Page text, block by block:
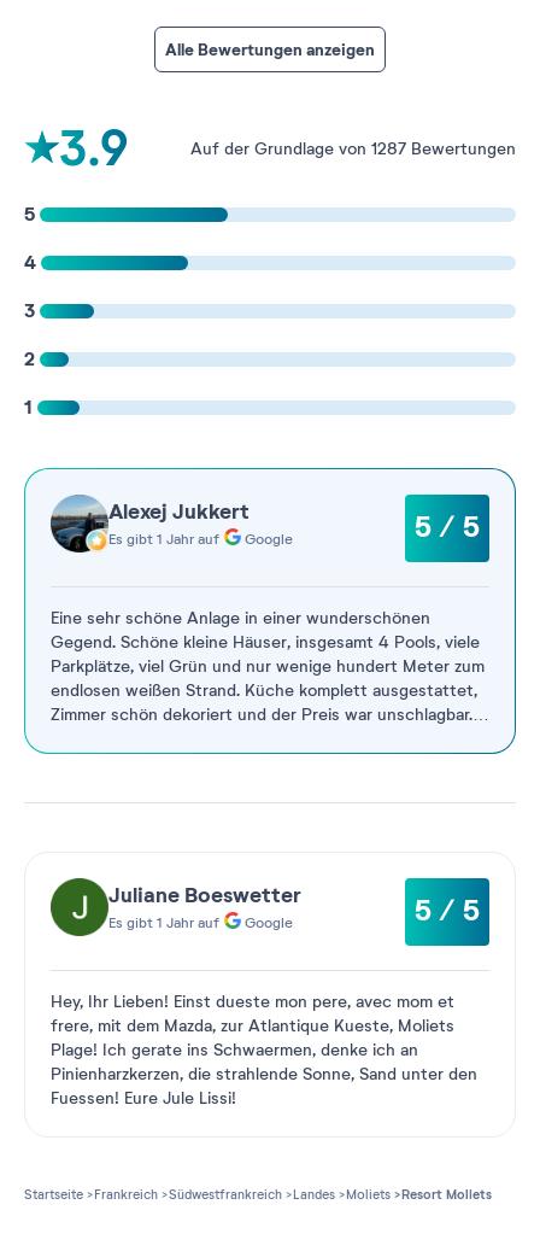
3.9 Auf der Grundlage von 1287 Bewertungen
5
4
3
2
1
Alexej Jukkert
Es gibt 1 Jahr auf Google 5 / 5
Eine sehr schöne Anlage in einer wunderschönen
Gegend. Schöne kleine Häuser, insgesamt 4 Pools, viele
Parkplätze, viel Grün und nur wenige hundert Meter zum
endlosen weißen Strand. Küche komplett ausgestattet,
Zimmer schön dekoriert und der Preis war unschlagbar.
Juliane Boeswetter
Es gibt 1 Jahr auf Google 5 / 5
Hey, Ihr Lieben! Einst dueste mon pere, avec mom et
frere, mit dem Mazda, zur Atlantique Kueste, Moliets
Plage! Ich gerate ins Schwaermen, denke ich an
Pinienharzkerzen, die strahlende Sonne, Sand unter den
Fuessen! Eure Jule Lissi!
Alle Bewertungen anzeigen
Startseite Frankreich Südwestfrankreich Landes Moliets Resort Moliets